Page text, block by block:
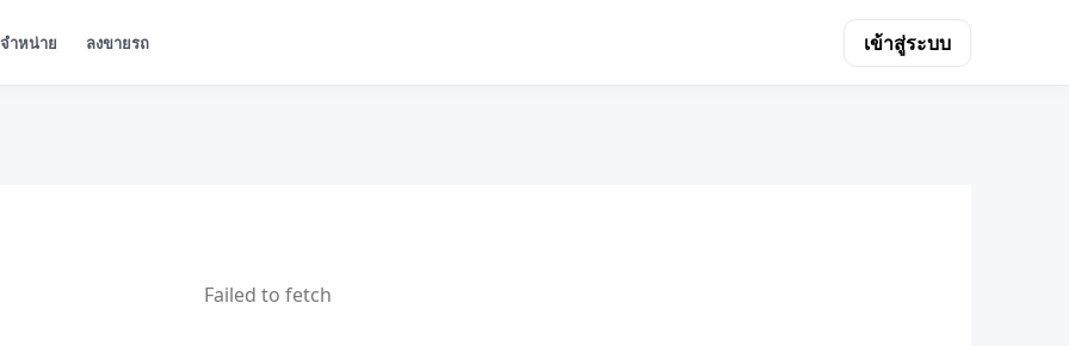
ำหน่าย ลงขายรถ เข้าสู่ระบบ
Failed to fetch